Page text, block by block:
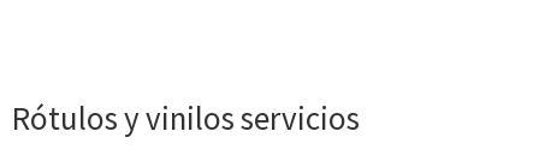
Rótulos y vinilos servicios